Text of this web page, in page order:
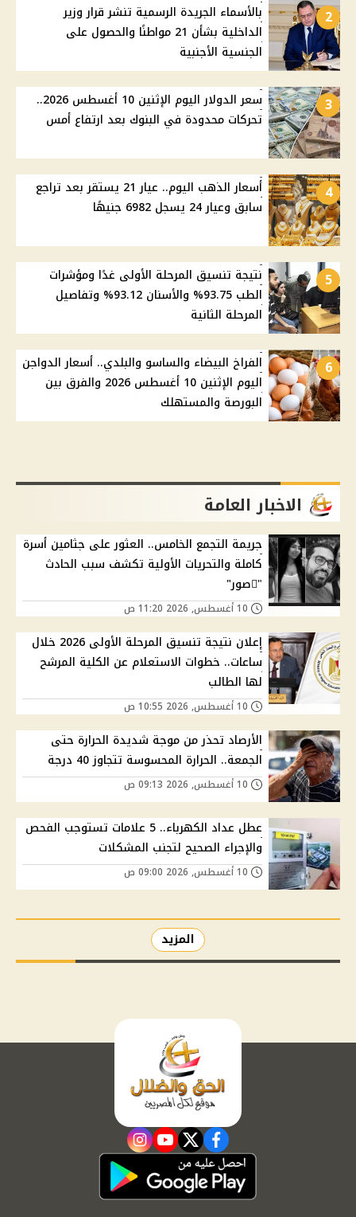
2
بالأسماء الجريدة الرسمية تنشر قرار وزير
الداخلية بشأن 21 مواطنًا والحصول على
الجنسية الأجنبية
3
سعر الدولار اليوم الإثنين 10 أغسطس 2026..
تحركات محدودة في البنوك بعد ارتفاع أمس
4
أسعار الذهب اليوم.. عيار 21 يستقر بعد تراجع
سابق وعيار 24 يسجل 6982 جنيهًا
5
نتيجة تنسيق المرحلة الأولى غدًا ومؤشرات
الطب 93.75% والأسنان 93.12% وتفاصيل
المرحلة الثانية
6
الفراخ البيضاء والساسو والبلدي.. أسعار الدواجن
اليوم الإثنين 10 أغسطس 2026 والفرق بين
البورصة والمستهلك
الاخبار العامة
جريمة التجمع الخامس.. العثور على جثامين أسرة
كاملة والتحريات الأولية تكشف سبب الحادث
"ًصور"
إعلان نتيجة تنسيق المرحلة الأولى 2026 خلال
ساعات.. خطوات الاستعلام عن الكلية المرشح
لها الطالب
الأرصاد تحذر من موجة شديدة الحرارة حتى
الجمعة.. الحرارة المحسوسة تتجاوز 40 درجة
عطل عداد الكهرباء.. 5 علامات تستوجب الفحص
والإجراء الصحيح لتجنب المشكلات
المزيد
facebook
twitter
youtube
instagram